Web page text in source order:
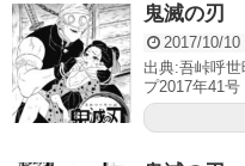
鬼滅の刃
2017/10/10
出典:吾峠呼
プ2017年41